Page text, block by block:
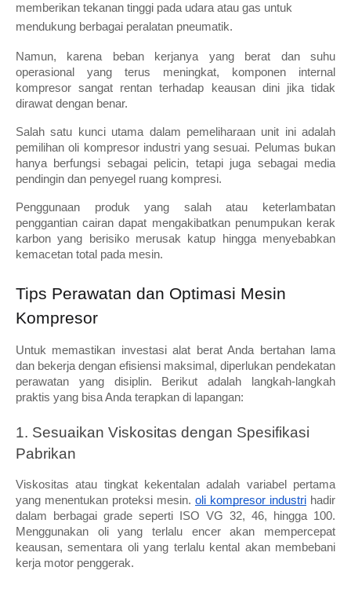
memberikan tekanan tinggi pada udara atau gas untuk
mendukung berbagai peralatan pneumatik.
Namun, karena beban kerjanya yang berat dan suhu
operasional yang terus meningkat, komponen internal
kompresor sangat rentan terhadap keausan dini jika tidak
dirawat dengan benar.
Salah satu kunci utama dalam pemeliharaan unit ini adalah
pemilihan oli kompresor industri yang sesuai. Pelumas bukan
hanya berfungsi sebagai pelicin, tetapi juga sebagai media
pendingin dan penyegel ruang kompresi.
Penggunaan produk yang salah atau keterlambatan
penggantian cairan dapat mengakibatkan penumpukan kerak
karbon yang berisiko merusak katup hingga menyebabkan
kemacetan total pada mesin.
Tips Perawatan dan Optimasi Mesin
Kompresor
Untuk memastikan investasi alat berat Anda bertahan lama
dan bekerja dengan efisiensi maksimal, diperlukan pendekatan
perawatan yang disiplin. Berikut adalah langkah-langkah
praktis yang bisa Anda terapkan di lapangan:
1. Sesuaikan Viskositas dengan Spesifikasi
Pabrikan
Viskositas atau tingkat kekentalan adalah variabel pertama
yang menentukan proteksi mesin. oli kompresor industri hadir
dalam berbagai grade seperti ISO VG 32, 46, hingga 100.
Menggunakan oli yang terlalu encer akan mempercepat
keausan, sementara oli yang terlalu kental akan membebani
kerja motor penggerak.